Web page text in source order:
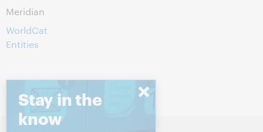
Meridian
WorldCat
Entities
Stay in the
know